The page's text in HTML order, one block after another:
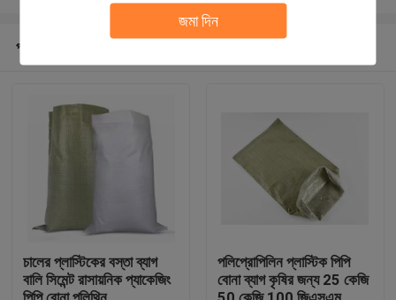
জমা দিন
প্রস্তাবিত পণ্য
চালের প্লাস্টিকের বস্তা ব্যাগ
বালি সিমেন্ট রাসায়নিক প্যাকেজিং
পলিপ্রোপিলিন প্লাস্টিক পিপি
বোনা ব্যাগ কৃষির জন্য 25 কেজি